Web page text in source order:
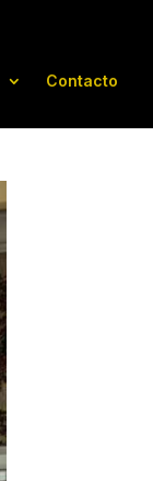
Contacto